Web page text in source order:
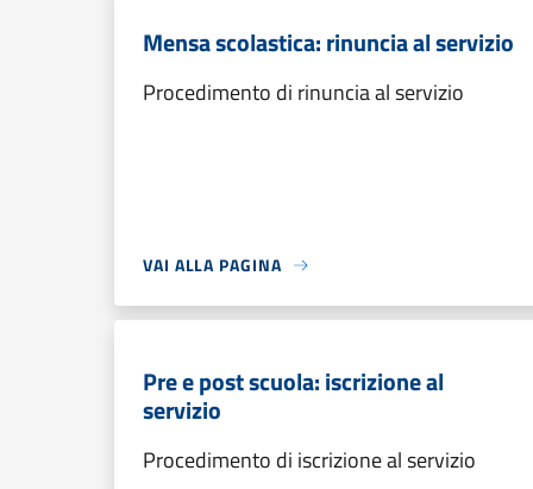
Mensa scolastica: rinuncia al servizio
Procedimento di rinuncia al servizio
VAI ALLA PAGINA
Pre e post scuola: iscrizione al
servizio
Procedimento di iscrizione al servizio